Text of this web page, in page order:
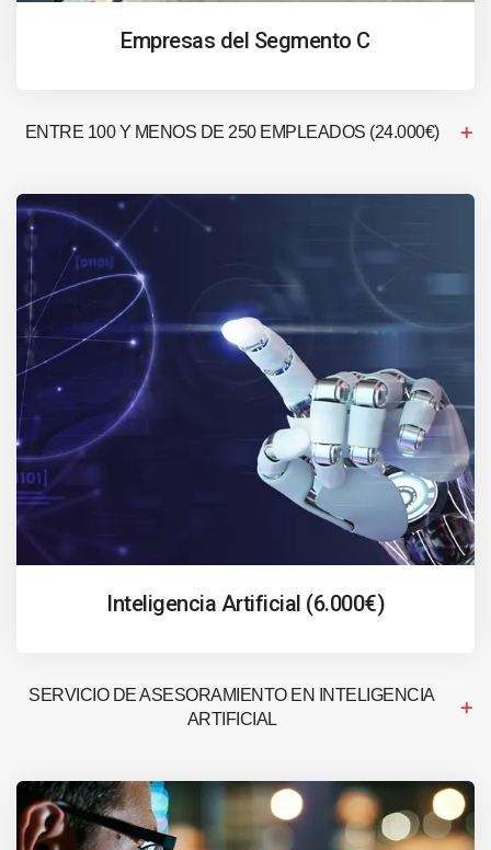
Empresas del Segmento C
ENTRE 100 Y MENOS DE 250 EMPLEADOS (24.000€)
Inteligencia Artificial (6.000€)
SERVICIO DE ASESORAMIENTO EN INTELIGENCIA
ARTIFICIAL